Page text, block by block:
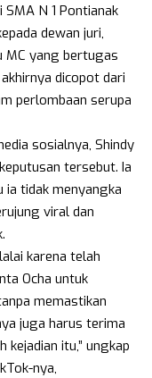
N 1 Pontianak
dewan juri,
MC yang bertugas
dicopot dari
perlombaan serupa
sosialnya, Shindy
tersebut. Ia
ia tidak menyangka
viral dan
karena telah
Ocha untuk
memastikan
juga harus terima
itu,” ungkap
nya,